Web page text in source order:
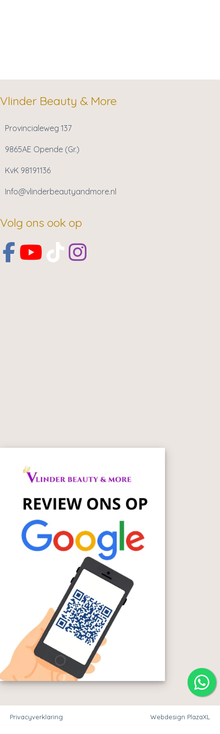
Vlinder Beauty & More
Provincialeweg 137
9865AE Opende (Gr.)
KvK 98191136
Info@vlinderbeautyandmore.nl
Volg ons ook op
Privacyverklaring Webdesign PlazaXL